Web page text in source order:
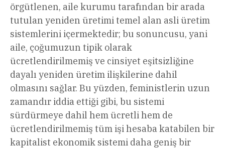
örgütlenen, aile kurumu tarafından bir arada
tutulan yeniden üretimi temel alan asli üretim
sistemlerini içermektedir; bu sonuncusu, yani
aile, çoğumuzun tipik olarak
ücretlendirilmemiş ve cinsiyet eşitsizliğine
dayalı yeniden üretim ilişkilerine dahil
olmasını sağlar. Bu yüzden, feministlerin uzun
zamandır iddia ettiği gibi, bu sistemi
sürdürmeye dahil hem ücretli hem de
ücretlendirilmemiş tüm işi hesaba katabilen bir
kapitalist ekonomik sistemi daha geniş bir